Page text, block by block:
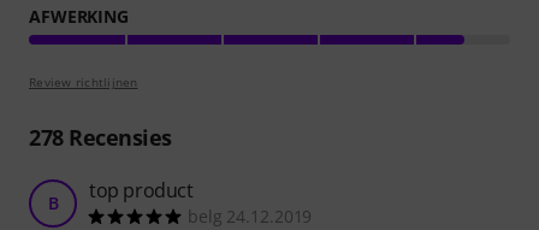
AFWERKING
Review richtlijnen
278Recensies
B top product
belg 24.12.2019